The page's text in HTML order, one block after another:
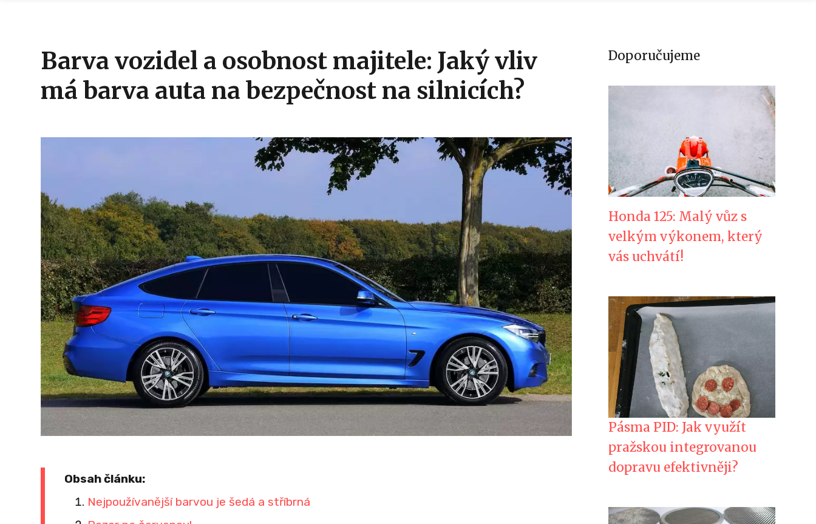
Barva vozidel a osobnost majitele: Jaký vliv
má barva auta na bezpečnost na silnicích?
Obsah článku:
Nejpoužívanější barvou je šedá a stříbrná
Doporučujeme
Honda 125: Malý vůz s
velkým výkonem, který
vás uchvátí!
Pásma PID: Jak využít
pražskou integrovanou
dopravu efektivněji?